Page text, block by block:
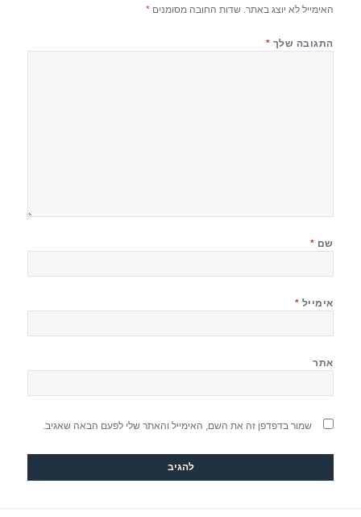
האימייל לא יוצג באתר. שדות החובה מסומנים*
התגובה שלך *
שם *
אימייל *
אתר
שמור בדפדפן זה את השם, האימייל והאתר שלי לפעם הבאה שאגיב.